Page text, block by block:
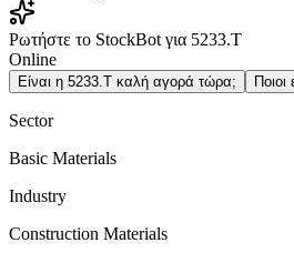
Ρωτήστε το StockBot για 5233.T
Online
Είναι η 5233.T καλή αγορά τώρα; Ποιοι
Sector
Basic Materials
Industry
Construction Materials